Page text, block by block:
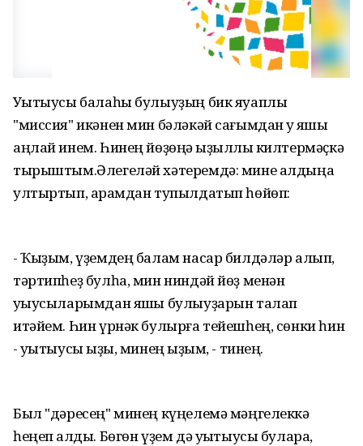
Уҡытыусы балаһы булыуҙың бик яуаплы
"миссия" икәнен мин бәләкәй сағымдан уҡ яҡшы
аңлай инем. Һинең йөҙөңә ҡыҙыллыҡ килтермәҫкә
тырыштым.Әлегеләй хәтеремдә: мине алдыңа
ултыртып, арҡамдан тупылдатып һөйөп:
- Ҡыҙым, үҙемдең балам насар билдәләр алып,
тәртипһеҙ булһа, мин ниндәй йөҙ менән
уҡыусыларымдан яҡшы булыуҙарын талап
итәйем. Һин үрнәк булырға тейешһең, сөнки һин
- уҡытыусы ҡыҙы, минең ҡыҙым, - тинең.
Был "дәресең" минең күңелемә мәңгелеккә
һеңеп ҡалды. Бөгөн үҙем дә уҡытыусы булараҡ,